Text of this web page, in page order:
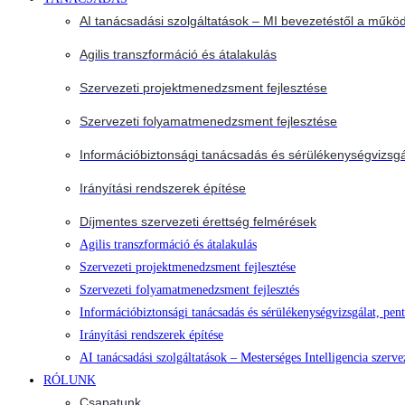
AI tanácsadási szolgáltatások – MI bevezetéstől a
Agilis transzformáció és átalakulás
Szervezeti projektmenedzsment fejlesztése
Szervezeti folyamatmenedzsment fejlesztése
Információbiztonsági tanácsadás és
Irányítási rendszerek építése
Díjmentes szervezeti érettség felmérések
Agilis transzformáció és átalakulás
Szervezeti projektmenedzsment fejlesztése
Szervezeti folyamatmenedzsment fejlesztés
Információbiztonsági tanácsadás és sérülékenységvizsgálat,
Irányítási rendszerek építése
AI tanácsadási szolgáltatások – Mesterséges Intelligencia
RÓLUNK